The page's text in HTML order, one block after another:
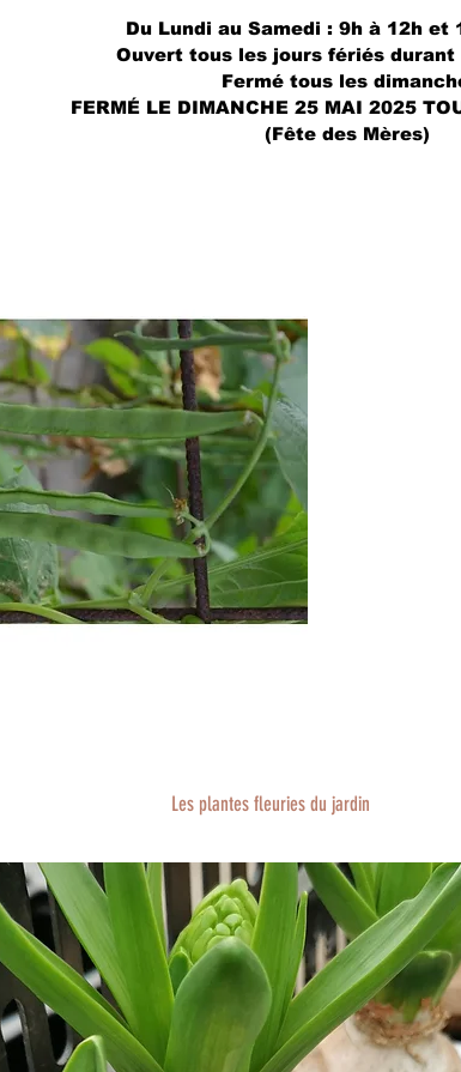
Du Lundi au Samedi : 9h à 12h et
Ouvert tous les jours fériés
Fermé tous les
FERMÉ LE DIMANCHE 25 MAI 2025
(Fête des Mères)
Les plantes fleuries du jardin